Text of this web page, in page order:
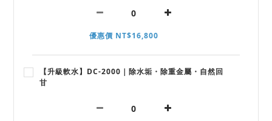
優惠價 NT$16,800
【升級軟水】DC-2000｜除水垢・除重金屬・自然回
甘